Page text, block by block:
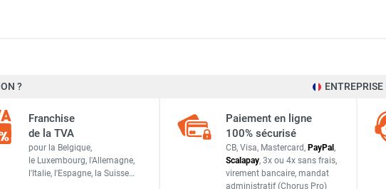
93,85 l/24h
fixe pour serre CEE DF 140 - SPLUS
fixe pour serre CEE DF 90 - SPLUS
?
Franchise
de la TVA
pour la Belgique,
le Luxembourg, l'Allemagne,
l'Italie, l'Espagne, la Suisse…
Paiement en ligne
100% sécurisé
CB, Visa, Mastercard, PayPal ,
Scalapay, 3x ou 4x sans frais,
virement bancaire, mandat
administratif (Chorus Pro)